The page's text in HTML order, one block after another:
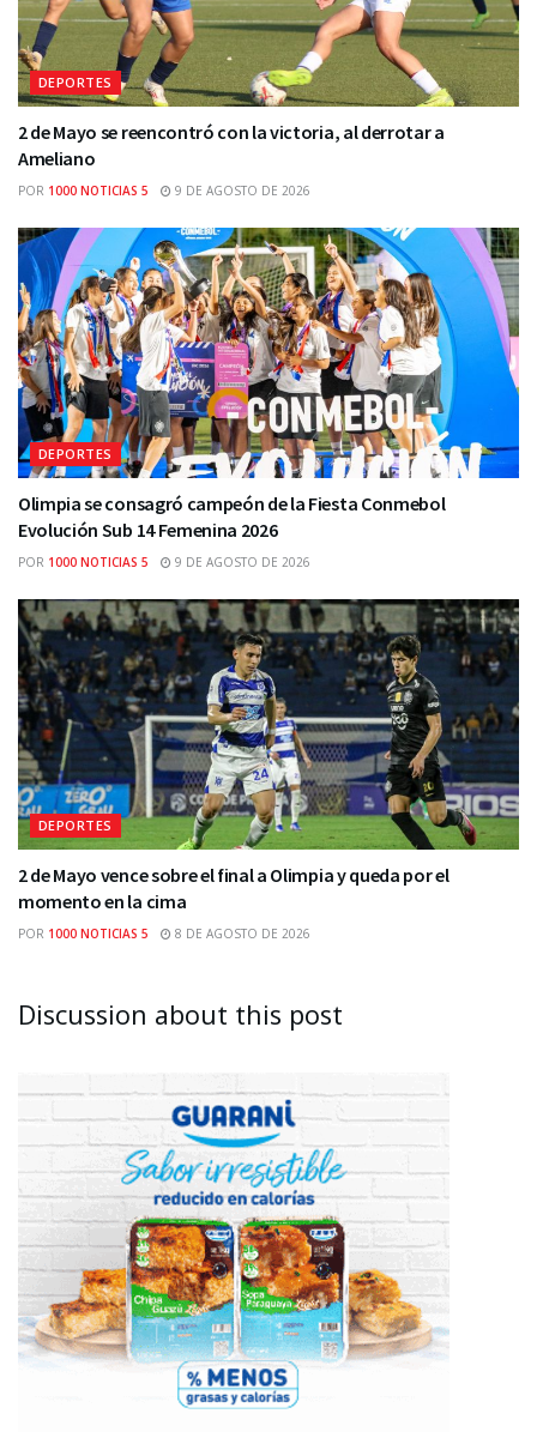
DEPORTES
2 de Mayo se reencontró con la victoria, al derrotar a
Ameliano
POR 1000 NOTICIAS 5 9 DE AGOSTO DE 2026
DEPORTES
Olimpia se consagró campeón de la Fiesta Conmebol
Evolución Sub 14 Femenina 2026
POR 1000 NOTICIAS 5 9 DE AGOSTO DE 2026
DEPORTES
2 de Mayo vence sobre el final a Olimpia y queda por el
momento en la cima
POR 1000 NOTICIAS 5 8 DE AGOSTO DE 2026
Discussion about this post